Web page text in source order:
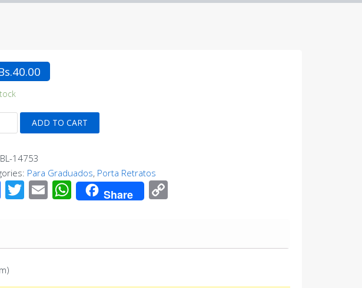
40.00
ADD TO CART
BL-14753
Para Graduados, Porta Retratos
Facebook
Twitter
EmailWhatsApp
Share